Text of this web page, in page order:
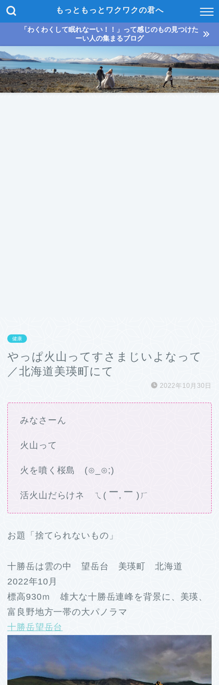
もっともっとワクワクの君へ
「わくわくして眠れなーい！！」って感じのもの見つけた
ーい人の集まるブログ
健康
やっぱ火山ってすさまじいよなって
／北海道美瑛町にて
2022年10月30日
みなさーん
火山って
火を噴く桜島 (⊙_⊙;)
活火山だらけネ ㄟ( ▔, ▔ )ㄏ
お題「捨てられないもの」
十勝岳は雲の中 望岳台 美瑛町 北海道
2022年10月
標高930ｍ 雄大な十勝岳連峰を背景に、美瑛、
富良野地方一帯の大パノラマ
十勝岳望岳台